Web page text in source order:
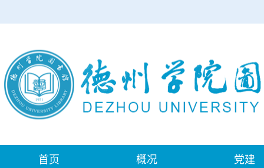
首页 概况 党建